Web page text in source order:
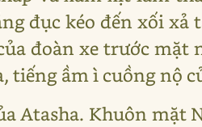
đục kéo đến xối xả
đoàn xe trước mặt
ầm ì cuồng nộ
Atasha. Khuôn mặt